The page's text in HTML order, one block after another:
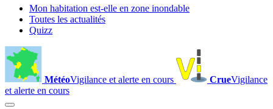
Mon habitation est-elle en zone inondable
Toutes les actualités
Quizz
MétéoVigilance et alerte en cours CrueVigilance
et alerte en cours